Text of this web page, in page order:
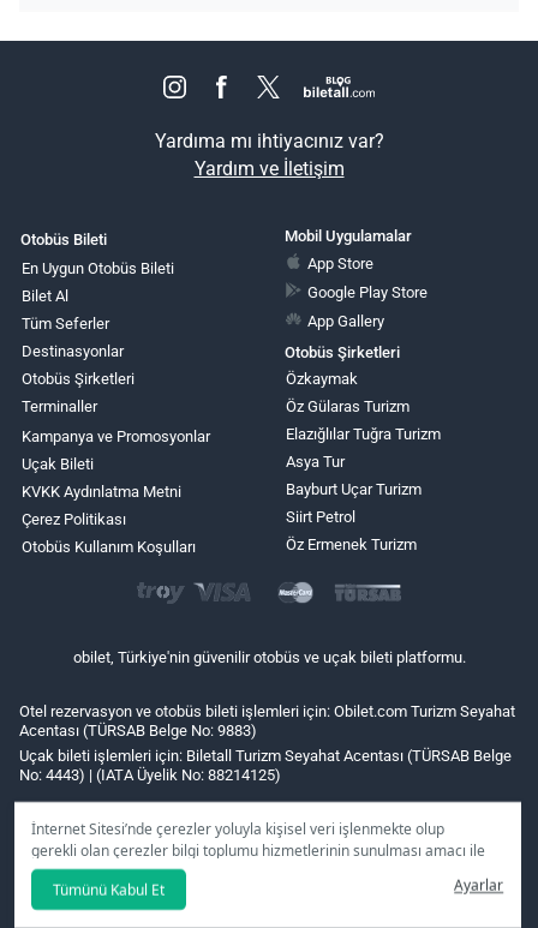
İnternet Sitesi’nde çerezler yoluyla kişisel veri işlenmekte olup
gerekli olan çerezler bilgi toplumu hizmetlerinin sunulması amacı ile
kullanılmaktadır. Tercihleriniz doğrultusunda size özel
kişiselleştirilmiş çerezleri ve özel kampanyaları
seçeneğine
tıklamanız halinde kullanımınıza sunamayacağız.
Tümünü Kabul Et Ayarlar
Yardıma mı ihtiyacınız var?
Yardım ve İletişim
Otobüs Bileti
En Uygun Otobüs Bileti
Bilet Al
Tüm Seferler
Destinasyonlar
Otobüs Şirketleri
Terminaller
Kampanya ve Promosyonlar
Uçak Bileti
KVKK Aydınlatma Metni
Çerez Politikası
Otobüs Kullanım Koşulları
Mobil Uygulamalar
App Store
Google Play Store
App Gallery
Otobüs Şirketleri
Özkaymak
Öz Gülaras Turizm
Elazığlılar Tuğra Turizm
Asya Tur
Bayburt Uçar Turizm
Siirt Petrol
Öz Ermenek Turizm
obilet, Türkiye'nin güvenilir otobüs ve uçak bileti platformu.
Otel rezervasyon ve otobüs bileti işlemleri için: Obilet.com Turizm Seyahat
Acentası (TÜRSAB Belge No: 9883)
Uçak bileti işlemleri için: Biletall Turizm Seyahat Acentası (TÜRSAB Belge
No: 4443) | (IATA Üyelik No: 88214125)